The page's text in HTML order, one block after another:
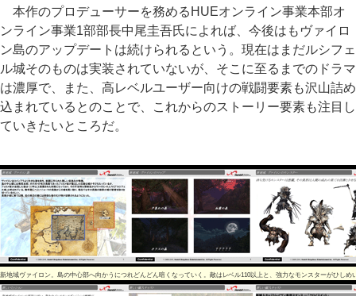
本作のプロデューサーを務めるHUEオンライン事業本部オ
ンライン事業1部部長中尾圭吾氏によれば、今後はもヴァイロ
ン島のアップデートは続けられるという。現在はまだルシフェ
ル城そのものは実装されていないが、そこに至るまでのドラマ
は濃厚で、また、高レベルユーザー向けの戦闘要素も沢山詰め
込まれているとのことで、これからのストーリー要素も注目し
ていきたいところだ。
新地域ヴァイロン。島の中心部へ向かうにつれどんどん暗くなっていく。敵はレベル110以上と、強力なモンスターがひしめ